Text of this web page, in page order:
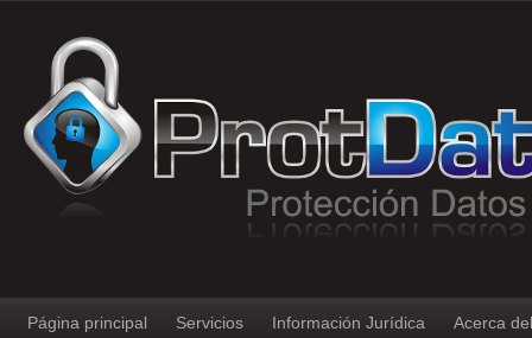
Página principal Servicios Información Jurídica Acerca